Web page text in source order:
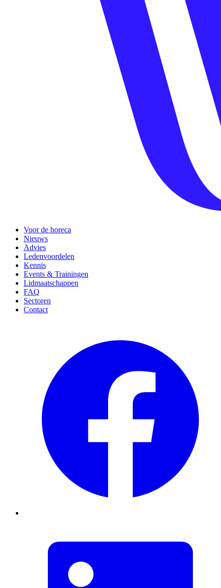
Voor de horeca
Nieuws
Advies
Ledenvoordelen
Kennis
Events & Trainingen
Lidmaatschappen
FAQ
Sectoren
Contact